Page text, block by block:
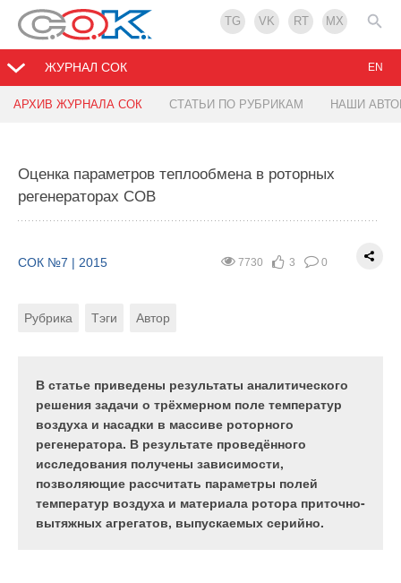
TG VK RT MX
ЖУРНАЛ СОК
АРХИВ ЖУРНАЛА СОК СТАТЬИ ПО РУБРИКАМ НАШИ
EN
Оценка параметров теплообмена в роторных
регенераторах СОВ
7730 3 0
СОК №7 | 2015
Рубрика Тэги Автор
В статье приведены результаты аналитического
решения задачи о трёхмерном поле температур
воздуха и насадки в массиве роторного
регенератора. В результате проведённого
исследования получены зависимости,
позволяющие рассчитать параметры полей
температур воздуха и материала ротора приточно-
вытяжных агрегатов, выпускаемых серийно.
СОК №7 | 2015
Рубрика Тэги
Выбор вентиляторов с 2008 года значительно
высоком качестве. Главное условие для
разумного выбора вентилятора, кроме низкой
цены, — наличие у производителя реальной
информации об используемых комплектующих
или наличие собственной технологии
производства рабочих колёс.